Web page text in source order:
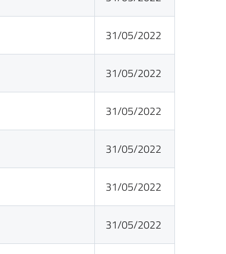
31/05/2022
31/05/2022
31/05/2022
31/05/2022
31/05/2022
31/05/2022